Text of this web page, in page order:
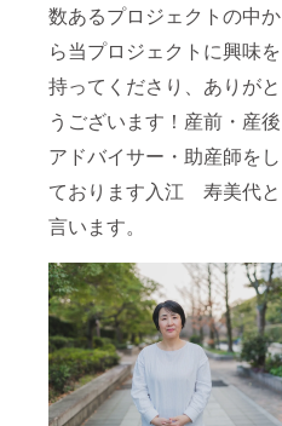
数あるプロジェクトの中か
ら当プロジェクトに興味を
持ってくださり、ありがと
うございます！産前・産後
アドバイサー・助産師をし
ております入江 寿美代と
言います。